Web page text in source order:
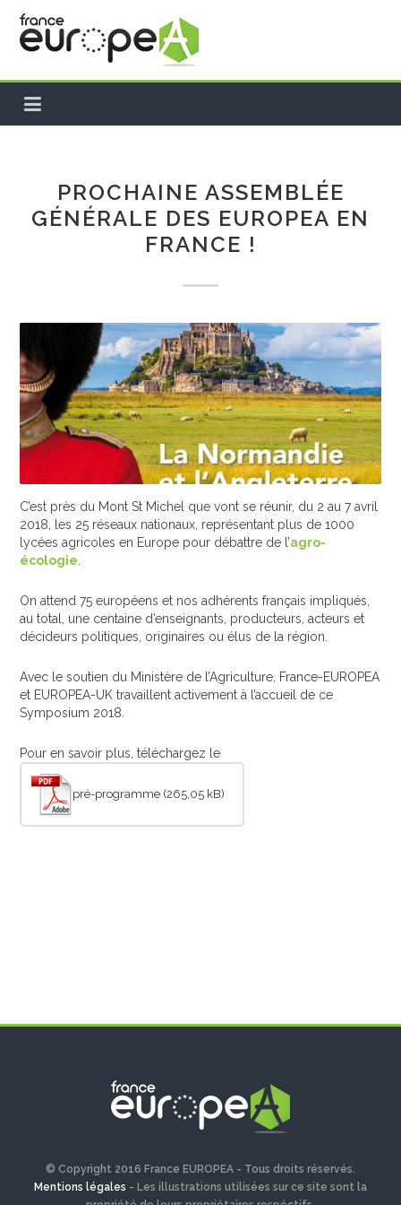
PROJETS EUROPÉENS
INTERNATIONAL
TEMPS FORTS
MEMBRES
CONTACT
PROCHAINE ASSEMBLÉE
GÉNÉRALE DES EUROPEA EN
FRANCE !
C’est près du Mont St Michel que vont se réunir, du 2 au 7 avril
2018, les 25 réseaux nationaux, représentant plus de 1000
lycées agricoles en Europe pour débattre de l’agro-
écologie
On attend 75 européens et nos adhérents français impliqués,
au total, une centaine d’enseignants, producteurs, acteurs et
décideurs politiques, originaires ou élus de la région.
Avec le soutien du Ministère de l’Agriculture, France-EUROPEA
et EUROPEA-UK travaillent activement à l’accueil de ce
Symposium 2018.
Pour en savoir plus, téléchargez le
pré-programme
© Copyright 2016 France EUROPEA - Tous droits réservés.
Mentions légales - Les illustrations utilisées sur ce site sont la